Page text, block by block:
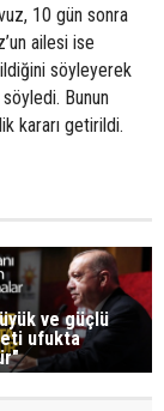
10 gün sonra
ailesi ise
söyleyerek
söyledi. Bunun
kararı getirildi.
ve güçlü
ufukta